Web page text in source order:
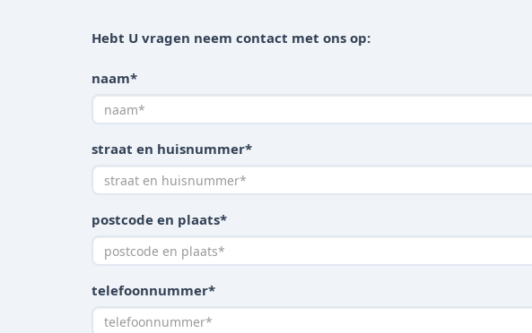
Hebt U vragen neem contact met ons op:
naam*
straat en huisnummer*
postcode en plaats*
telefoonnummer*